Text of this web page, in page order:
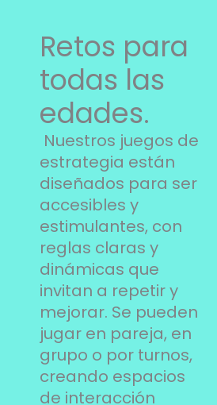
Retos para
todas las
edades.
Nuestros juegos de
estrategia están
diseñados para ser
accesibles y
estimulantes, con
reglas claras y
dinámicas que
invitan a repetir y
mejorar. Se pueden
jugar en pareja, en
grupo o por turnos,
creando espacios
de interacción